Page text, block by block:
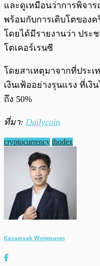
และดูเหมือนว่าการพิจา
พร้อมกับการเติบโตของค
โดยได้มีรายงานว่า ประ
โตเคอร์เรนซี
โดยสาเหตุมาจากที่ประ
เงินเฟ้ออย่างรุนแรง ที่เงิ
ถึง 50%
ที่มา: Dailycoin
cryptocurrency thodex
Kasamsak Wongsanin